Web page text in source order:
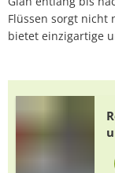
Flüssen sorgt nicht
bietet einzigartige